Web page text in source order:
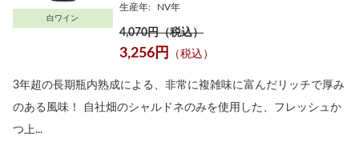
白ワイン
生産年:
NV年
4,070円（税込）
3,256円 （税込）
3年超の長期瓶内熟成による、非常に複雑味に富んだリッチで厚み
のある風味！ 自社畑のシャルドネのみを使用した、フレッシュか
つ上...